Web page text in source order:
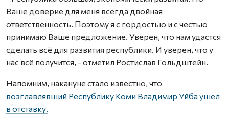
Ваше доверие для меня всегда двойная
ответственность. Поэтому я с гордостью и с честью
принимаю Ваше предложение. Уверен, что нам удастся
сделать всё для развития республики. И уверен, что у
нас всё получится, - отметил Ростислав Гольдштейн.
Напомним, накануне стало известно, что
возглавлявший Республику Коми Владимир Уйба ушел
в отставку.